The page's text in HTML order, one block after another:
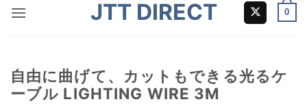
content
JTT DIRECT 0
自由に曲げて、カットもできる光るケ
ーブル LIGHTING WIRE 3M